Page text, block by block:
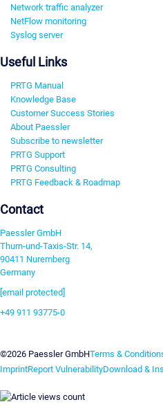
Network traffic analyzer
NetFlow monitoring
Syslog server
Useful Links
PRTG Manual
Knowledge Base
Customer Success Stories
About Paessler
Subscribe to newsletter
PRTG Support
PRTG Consulting
PRTG Feedback & Roadmap
Contact
Paessler GmbH
Thurn-und-Taxis-Str. 14,
90411 Nuremberg
Germany
[email protected]
+49 911 93775-0
©2026 Paessler GmbHTerms &
ImprintReport VulnerabilityDownload &